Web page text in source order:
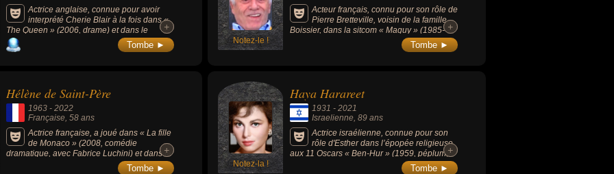
Actrice anglaise, connue pour avoir
interprété Cherie Blair à la fois dans «
The Queen » (2006, drame) et dans le
téléfilm « The Special Relationship » (2011).
Elle a également incarné Narcissa Malefoy
centraux de la série « Peaky Blinders »
(2013-2021, drame historique).
+
+
Tombe ► Notez-le !
Acteur français, connu pour son rôle de
Pierre Bretteville, voisin de la famille
Boissier, dans la sitcom « Maguy » (1985- +
+
Tombe ►
Hélène de Saint-Père
1963 - 2022
Française , 58 ans
Actrice française, a joué dans « La fille
de Monaco » (2008, comédie
dramatique, avec Fabrice Luchini) et dans la
série policière « Profilage » (2009-2020).
+
+
Tombe ► Notez-la !
Haya Harareet
1931 -2021
Israelienne , 89 ans
Actrice israélienne, connue pour son
rôle d'Esther dans l’épopée religieuse
aux 11 Oscars « Ben-Hur » (1959, péplum,+
+
Tombe ►